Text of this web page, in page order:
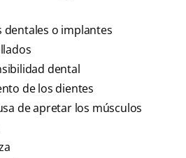
dentales o implantes
dental
de los dientes
de apretar los músculos